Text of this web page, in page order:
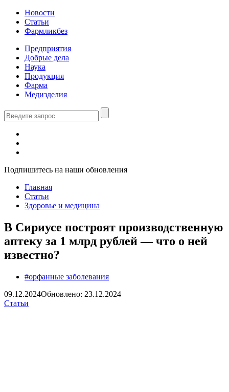
Новости
Статьи
Фармликбез
Предприятия
Добрые дела
Наука
Продукция
Фарма
Медизделия
Подпишитесь на наши обновления
Главная
Статьи
Здоровье и медицина
В Сириусе построят производственную
аптеку за 1 млрд рублей — что о ней
известно?
#орфанные заболевания
09.12.2024Обновлено: 23.12.2024
Статьи